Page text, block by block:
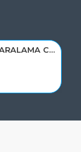
ACABAMENTO PARALAMA CABINE SCANIA NTG P/G/R/S LD PARTE DIANT 2298022